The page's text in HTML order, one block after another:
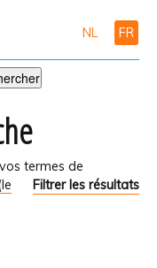
NL FR
termes de
Filtrer les résultats